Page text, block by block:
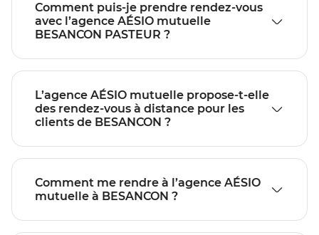
Comment puis-je prendre rendez-vous
avec l’agence AÉSIO mutuelle
BESANCON PASTEUR ?
L’agence AÉSIO mutuelle propose-t-elle
des rendez-vous à distance pour les
clients de BESANCON ?
Comment me rendre à l’agence AÉSIO
mutuelle à BESANCON ?